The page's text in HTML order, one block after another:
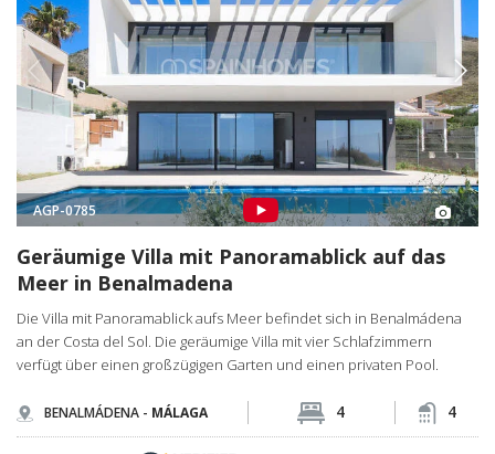
AGP-0785
Geräumige Villa mit Panoramablick auf das
Meer in Benalmadena
Die Villa mit Panoramablick aufs Meer befindet sich in Benalmádena
an der Costa del Sol. Die geräumige Villa mit vier Schlafzimmern
verfügt über einen großzügigen Garten und einen privaten Pool.
BENALMÁDENA - MÁLAGA 4 4